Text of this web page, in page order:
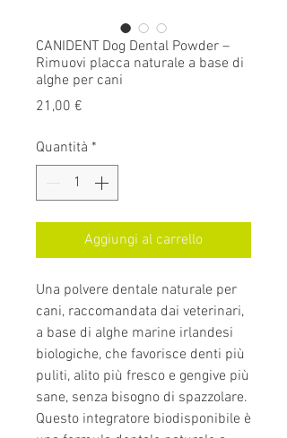
CANIDENT Dog Dental Powder –
Rimuovi placca naturale a base di
alghe per cani
21,00 €
Quantità *
Aggiungi al carrello
Una polvere dentale naturale per
cani, raccomandata dai veterinari,
a base di alghe marine irlandesi
biologiche, che favorisce denti più
puliti, alito più fresco e gengive più
sane, senza bisogno di spazzolare.
Questo integratore biodisponibile è